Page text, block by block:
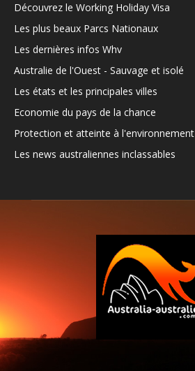
Découvrez le Working Holiday Visa
Les plus beaux Parcs Nationaux
Les dernières infos Whv
Australie de l'Ouest - Sauvage et isolé
Les états et les principales villes
Economie du pays de la chance
Protection et atteinte à l'environnement
Les news australiennes inclassables